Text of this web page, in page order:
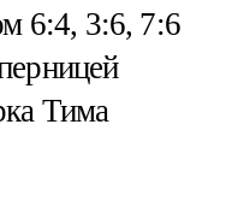
6:4, 3:6, 7:6
Тима